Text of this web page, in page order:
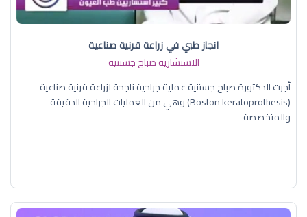
انجاز طبي في زراعة قرنية صناعية
الاستشارية صباح جستنية
أجرت الدكتورة صباح جستنية عملية جراحية ناجحة لزراعة قرنية صناعية
(Boston keratoprothesis) وهي من العمليات الجراحية الدقيقة
والمتخصصة